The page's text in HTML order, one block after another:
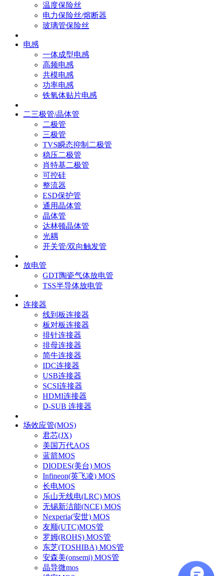
温度保险丝
电力保险丝/熔断器
玻璃管保险丝
电感
一体成型电感
高频电感
共模电感
功率电感
铁氧体贴片电感
二三极管/晶体管
二极管
三极管
TVS瞬态抑制二极管
稳压二极管
肖特基二极管
可控硅
整流器
ESD保护管
通用晶体管
晶体管
达林顿晶体管
光耦
开关管/双向触发管
放电管
GDT陶瓷气体放电管
TSS半导体放电管
连接器
线到板连接器
板对板连接器
排针连接器
排母连接器
简牛连接器
IDC连接器
USB连接器
SCSI连接器
HDMI连接器
D-SUB 连接器
场效应管(MOS)
君芯(JX)
美国万代AOS
蓝箭MOS
DIODES(美台) MOS
Infineon(英飞凌) MOS
长电MOS
乐山无线电(LRC) MOS
无锡新洁能(NCE) MOS
Nexperia(安世) MOS
友顺(UTC)MOS管
罗姆(ROHS) MOS管
东芝(TOSHIBA) MOS管
安森美(onsemi) MOS管
晶导微mos